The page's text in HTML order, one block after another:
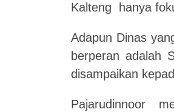
Kalteng hanya
Adapun Dinas
berperan adalah
disampaikan
Pajarudinnoor